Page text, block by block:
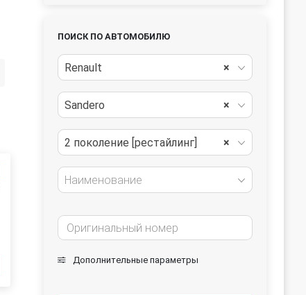
ПОИСК ПО АВТОМОБИЛЮ
×
Renault
×
Sandero
×
2 поколение [рестайлинг]
Наименование
Дополнительные параметры